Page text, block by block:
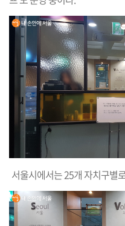
서울시에서는 25개 자치구별